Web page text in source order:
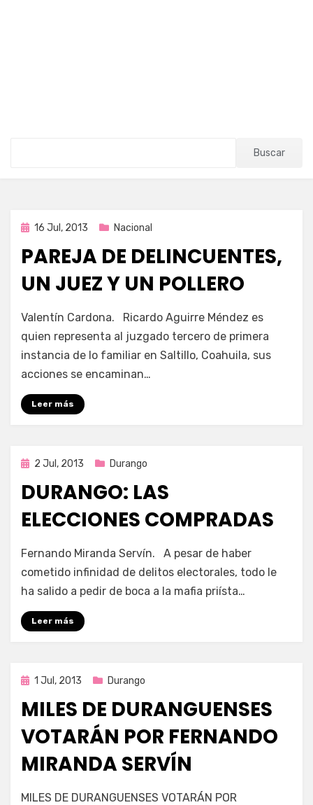
Buscar
Publicada
16 Jul, 2013 Nacional
PAREJA DE DELINCUENTES,
UN JUEZ Y UN POLLERO
por Enrique
203 comentarios
en
de
delincuentes,
un
Valentín Cardona. Ricardo Aguirre Méndez es
quien representa al juzgado tercero de primera
instancia de lo familiar en Saltillo, Coahuila, sus
acciones se encaminan…
Leer más
Publicada
2 Jul, 2013 Durango
DURANGO: LAS
ELECCIONES COMPRADAS
Enrique
440 comentarios
en
Las
elecciones
Fernando Miranda Servín. A pesar de haber
cometido infinidad de delitos electorales, todo le
ha salido a pedir de boca a la mafia priísta…
Leer más
Publicada
1 Jul, 2013 Durango
MILES DE DURANGUENSES
VOTARÁN POR FERNANDO
MIRANDA SERVÍN
por Enrique
489 comentariosen
MILES DE DURANGUENSES VOTARÁN POR